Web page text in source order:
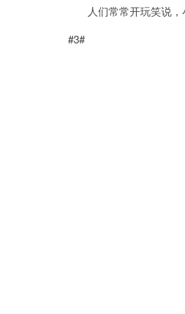
人们常常开玩笑说，
#3#